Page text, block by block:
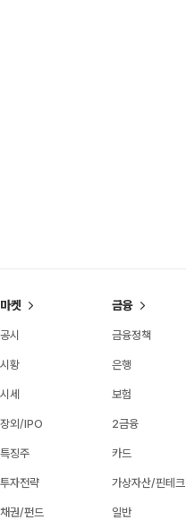
마켓
공시
시황
시세
장외/IPO
특징주
투자전략
채권/펀드
금융
금융정책
은행
보험
2금융
카드
가상자산/핀테크
일반